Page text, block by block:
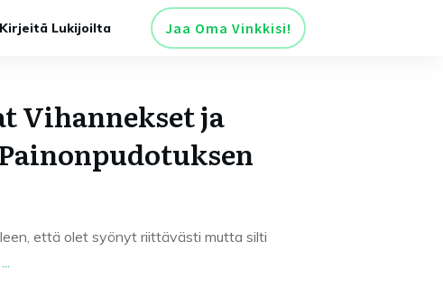
Kirjeitä Lukijoilta Jaa Oma Vinkkisi!
Vihannekset ja
että olet syönyt riittävästi mutta silti
...